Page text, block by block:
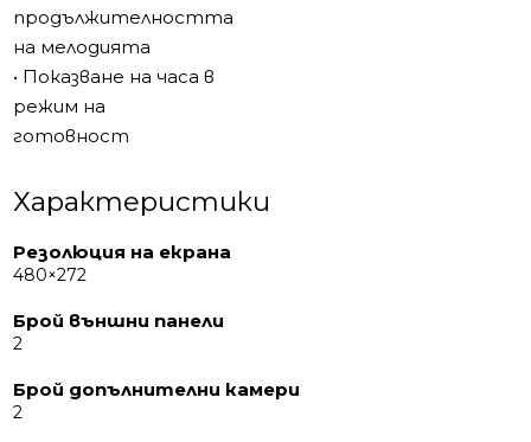
продължителността
на мелодията
• Показване на часа в
режим на
готовност
Характеристики
Резолюция на екрана
480×272
Брой външни панели
2
Брой допълнителни камери
2